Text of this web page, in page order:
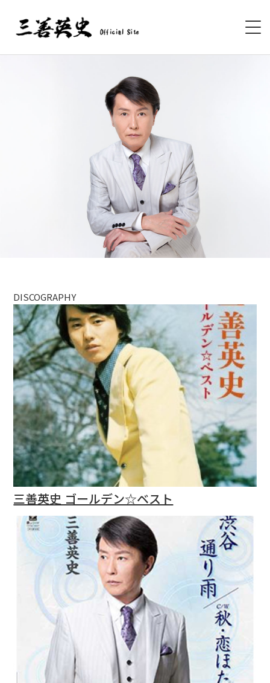
HOME
LIVE
DISCOGRAPHY
BOOKS
DISCOGRAPHY
三善英史 ゴールデン☆ベスト